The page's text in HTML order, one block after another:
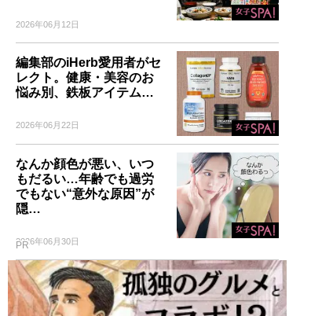
2026年06月12日
編集部のiHerb愛用者がセ
レクト。健康・美容のお
悩み別、鉄板アイテム…
2026年06月22日
なんか顔色が悪い、いつ
もだるい…年齢でも過労
でもない“意外な原因”が
隠…
2026年06月30日
PR